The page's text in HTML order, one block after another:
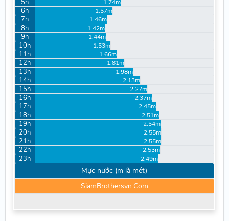
5h 1.74m
6h 1.57m
7h 1.46m
8h 1.42m
9h 1.44m
10h 1.53m
11h 1.66m
12h 1.81m
13h 1.98m
14h 2.13m
15h 2.27m
16h 2.37m
17h 2.45m
18h 2.51m
19h 2.54m
20h 2.55m
21h 2.55m
22h 2.53m
23h 2.49m
Mực nước (m là mét)
SiamBrothersvn.Com